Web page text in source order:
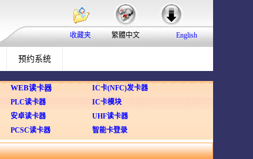
收藏夹 繁體中文 English
预约系统
WEB读卡器
IC卡(NFC)发卡器
PLC读卡器
IC卡模块
安卓读卡器
UHF读卡器
PCSC读卡器
智能卡登录